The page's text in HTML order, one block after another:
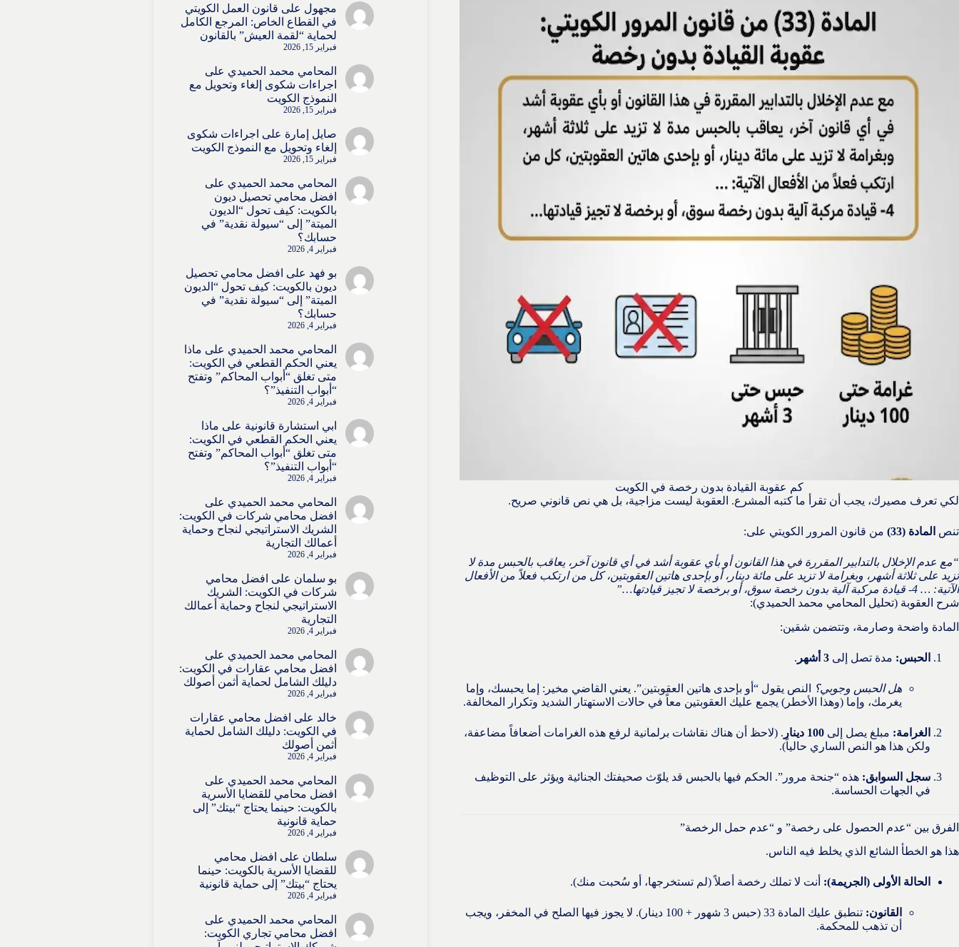
كم عقوبة القيادة بدون رخصة في الكويت
لكي تعرف مصيرك، يجب أن تقرأ ما كتبه المشرع. العقوبة ليست مزاجية، بل هي نص قانوني صريح.
تنص المادة (33) من قانون المرور الكويتي على:
“مع عدم الإخلال بالتدابير المقررة في هذا القانون أو بأي عقوبة أشد في أي قانون آخر، يعاقب بالحبس مدة لا
تزيد على ثلاثة أشهر، وبغرامة لا تزيد على مائة دينار، أو بإحدى هاتين العقوبتين، كل من ارتكب فعلاً من الأفعال
الآتية: … 4- قيادة مركبة آلية بدون رخصة سوق، أو برخصة لا تجيز قيادتها…”
شرح العقوبة (تحليل المحامي محمد الحميدي):
المادة واضحة وصارمة، وتتضمن شقين:
الحبس: مدة تصل إلى 3 أشهر .
هل الحبس وجوبي؟
النص يقول “أو بإحدى هاتين العقوبتين”. يعني القاضي مخير: إما يحبسك، وإما
يغرمك، وإما (وهذا الأخطر) يجمع عليك العقوبتين معاً في حالات الاستهتار الشديد وتكرار المخالفة.
الغرامة: مبلغ يصل إلى 100 دينار
. (لاحظ أن هناك نقاشات برلمانية لرفع هذه الغرامات أضعافاً مضاعفة،
ولكن هذا هو النص الساري حالياً).
سجل السوابق: هذه “جنحة مرور”. الحكم فيها بالحبس قد يلوّث صحيفتك الجنائية ويؤثر على التوظيف
في الجهات الحساسة.
الفرق بين “عدم الحصول على رخصة” و “عدم حمل الرخصة”
هذا هو الخطأ الشائع الذي يخلط فيه الناس.
الحالة الأولى (الجريمة): أنت لا تملك رخصة أصلاً (لم تستخرجها، أو سُحبت منك).
القانون:
تنطبق عليك المادة 33 (حبس 3 شهور + 100 دينار). لا يجوز فيها الصلح في المخفر، ويجب
أن تذهب للمحكمة.
مجهول على قانون العمل الكويتي
في القطاع الخاص: المرجع الكامل
لحماية “لقمة العيش” بالقانون
فبراير 15, 2026
المحامي محمد الحميدي على
اجراءات شكوى إلغاء وتحويل مع
النموذج الكويت
فبراير 15, 2026
صايل إمارة على اجراءات شكوى
إلغاء وتحويل مع النموذج الكويت
فبراير 15, 2026
المحامي محمد الحميدي على
افضل محامي تحصيل ديون
بالكويت: كيف تحول “الديون
الميتة” إلى “سيولة نقدية” في
حسابك؟
فبراير 4, 2026
بو فهد على افضل محامي تحصيل
ديون بالكويت: كيف تحول “الديون
الميتة” إلى “سيولة نقدية” في
حسابك؟
فبراير 4, 2026
المحامي محمد الحميدي على ماذا
يعني الحكم القطعي في الكويت:
متى تغلق “أبواب المحاكم” وتفتح
“أبواب التنفيذ”؟
فبراير 4, 2026
ابي استشارة قانونية على ماذا
يعني الحكم القطعي في الكويت:
متى تغلق “أبواب المحاكم” وتفتح
“أبواب التنفيذ”؟
فبراير 4, 2026
المحامي محمد الحميدي على
افضل محامي شركات في الكويت:
الشريك الاستراتيجي لنجاح وحماية
أعمالك التجارية
فبراير 4, 2026
بو سلمان على افضل محامي
شركات في الكويت: الشريك
الاستراتيجي لنجاح وحماية أعمالك
التجارية
فبراير 4, 2026
المحامي محمد الحميدي على
افضل محامي عقارات في الكويت:
دليلك الشامل لحماية أثمن أصولك
فبراير 4, 2026
خالد على افضل محامي عقارات
في الكويت: دليلك الشامل لحماية
أثمن أصولك
فبراير 4, 2026
المحامي محمد الحميدي على
افضل محامي للقضايا الأسرية
بالكويت: حينما يحتاج “بيتك” إلى
حماية قانونية
فبراير 4, 2026
سلطان على افضل محامي
للقضايا الأسرية بالكويت: حينما
يحتاج “بيتك” إلى حماية قانونية
فبراير 4, 2026
المحامي محمد الحميدي على
افضل محامي تجاري الكويت: